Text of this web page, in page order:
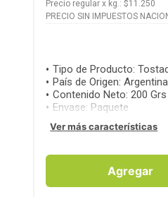
Precio regular x kg.: $11.250
PRECIO SIN IMPUESTOS
Tipo de Producto:
País de Origen:Argentina
Contenido Neto:200 Grs
Envase: Paquete
Ver más características
Agregar